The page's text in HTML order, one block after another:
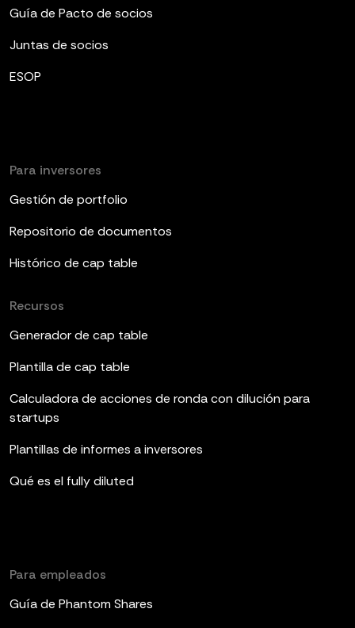
Guía de Pacto de socios
Juntas de socios
ESOP
Para inversores
Gestión de portfolio
Repositorio de documentos
Histórico de cap table
Recursos
Generador de cap table
Plantilla de cap table
Calculadora de acciones de ronda con dilución para
startups
Plantillas de informes a inversores
Qué es el fully diluted
Para empleados
Guía de Phantom Shares